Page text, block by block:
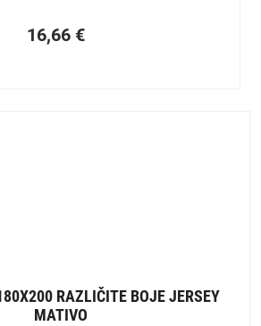
16,66 €
RAZLIČITE BOJE JERSEY
MATIVO